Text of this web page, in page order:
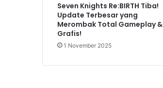
Seven Knights Re:BIRTH Tiba!
Update Terbesar yang
Merombak Total Gameplay &
Grafis!
1 November 2025